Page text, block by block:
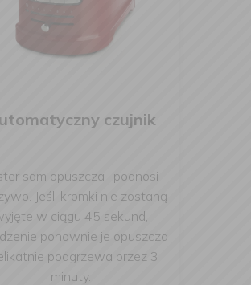
czujnik
sam opuszcza i podnosi
Jeśli kromki nie zostaną
w ciągu 45 sekund,
ponownie je opuszcza
podgrzewa przez 3
minuty.